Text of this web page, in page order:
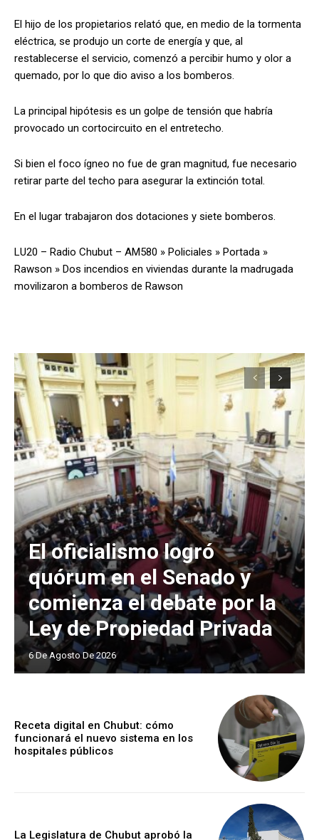
El hijo de los propietarios relató que, en medio de la tormenta
eléctrica, se produjo un corte de energía y que, al
restablecerse el servicio, comenzó a percibir humo y olor a
quemado, por lo que dio aviso a los bomberos.
La principal hipótesis es un golpe de tensión que habría
provocado un cortocircuito en el entretecho.
Si bien el foco ígneo no fue de gran magnitud, fue necesario
retirar parte del techo para asegurar la extinción total.
En el lugar trabajaron dos dotaciones y siete bomberos.
LU20 – Radio Chubut – AM580 » Policiales » Portada »
Rawson » Dos incendios en viviendas durante la madrugada
movilizaron a bomberos de Rawson
El oficialismo logró
quórum en el Senado y
comienza el debate por la
Ley de Propiedad Privada
6 De Agosto De 2026
Receta digital en Chubut: cómo
funcionará el nuevo sistema en los
hospitales públicos
La Legislatura de Chubut aprobó la